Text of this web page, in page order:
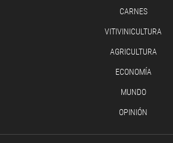
CARNES
VITIVINICULTURA
AGRICULTURA
ECONOMÍA
MUNDO
OPINIÓN